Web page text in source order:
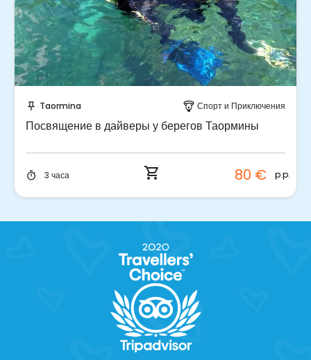
push_pin Taormina paragliding Спорт и Приключения
Посвящение в дайверы у берегов Таормины
timer 3 часа shopping_cart 80 € p.p.